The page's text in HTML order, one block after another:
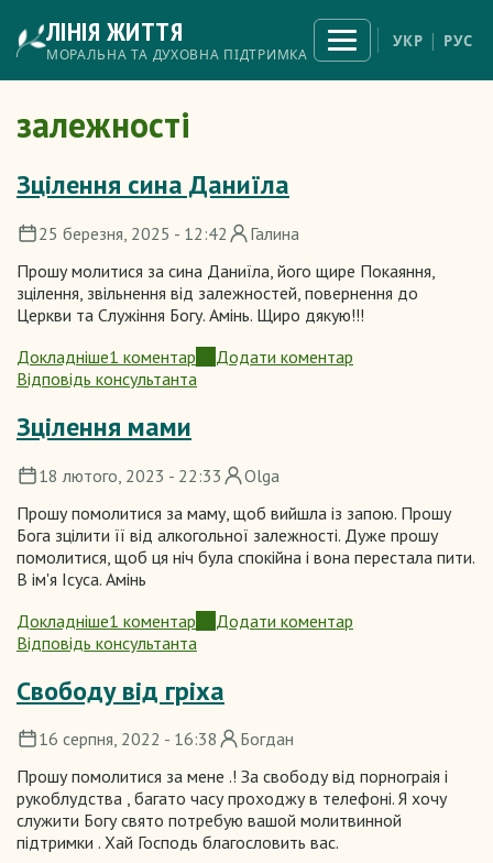
до
основного
вмісту
ЛІНІЯ ЖИТТЯ
МОРАЛЬНА ТА ДУХОВНА ПІДТРИМКА
Відкрити
меню
УКР РУС
залежності
Зцілення сина Даниїла
25 березня, 2025 - 12:42
Галина
Прошу молитися за сина Даниїла, його щире Покаяння,
зцілення, звільнення від залежностей, повернення до
Церкви та Служіння Богу. Амінь. Щиро дякую!!!
Докладніше
про
Зцілення
Даниїла
1 коментар
Додати коментар
Відповідь консультанта
Зцілення мами
18 лютого, 2023 - 22:33
Olga
Прошу помолитися за маму, щоб вийшла із запою. Прошу
Бога зцілити її від алкогольної залежності. Дуже прошу
помолитися, щоб ця ніч була спокійна і вона перестала пити.
В ім'я Ісуса. Амінь
Докладніше
про
Зцілення
1 коментар
Додати коментар
Відповідь консультанта
Свободу від гріха
16 серпня, 2022 - 16:38
Богдан
Прошу помолитися за мене .! За свободу від порнограія і
рукоблудства , багато часу проходжу в телефоні. Я хочу
служити Богу свято потребую вашой молитвинной
підтримки . Хай Господь благословить вас.